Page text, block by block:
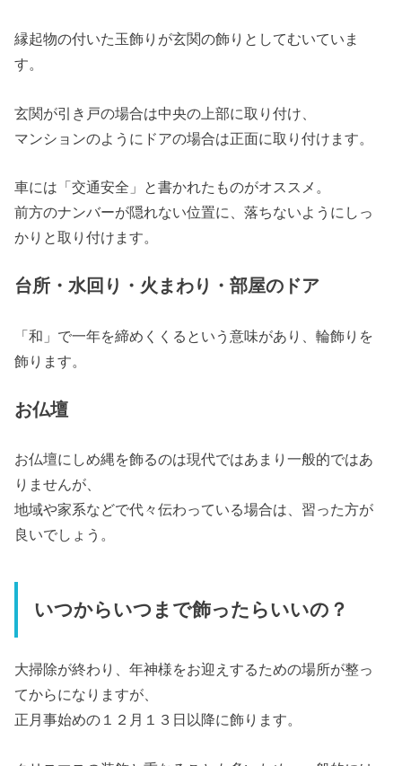
縁起物の付いた玉飾りが玄関の飾りとしてむいていま
す。
玄関が引き戸の場合は中央の上部に取り付け、
マンションのようにドアの場合は正面に取り付けます。
車には「交通安全」と書かれたものがオススメ。
前方のナンバーが隠れない位置に、落ちないようにしっ
かりと取り付けます。
台所・水回り・火まわり・部屋のドア
「和」で一年を締めくくるという意味があり、輪飾りを
飾ります。
お仏壇
お仏壇にしめ縄を飾るのは現代ではあまり一般的ではあ
りませんが、
地域や家系などで代々伝わっている場合は、習った方が
良いでしょう。
いつからいつまで飾ったらいいの？
大掃除が終わり、年神様をお迎えするための場所が整っ
てからになりますが、
正月事始めの１２月１３日以降に飾ります。